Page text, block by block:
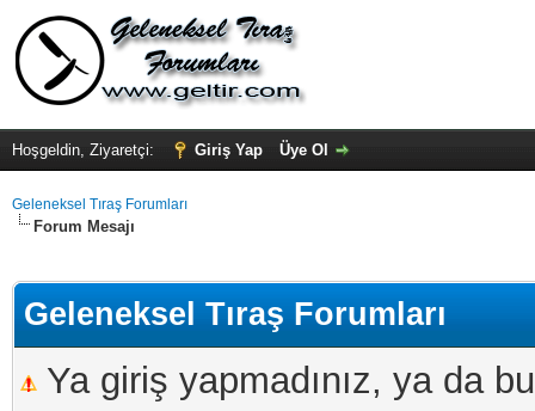
Hoşgeldin, Ziyaretçi: Giriş Yap Üye Ol
Geleneksel Tıraş Forumları
Forum Mesajı
Geleneksel Tıraş Forumları
Ya giriş yapmadınız, ya da